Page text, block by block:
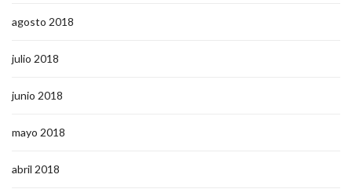
agosto 2018
julio 2018
junio 2018
mayo 2018
abril 2018